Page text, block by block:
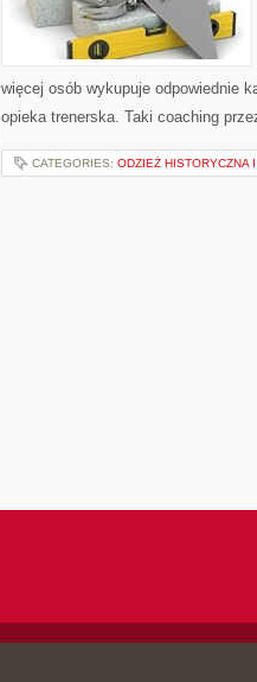
więcej osób wykupuje odpowiednie
opieka trenerska. Taki coaching
CATEGORIES: ODZIEŻ HISTORYCZNA